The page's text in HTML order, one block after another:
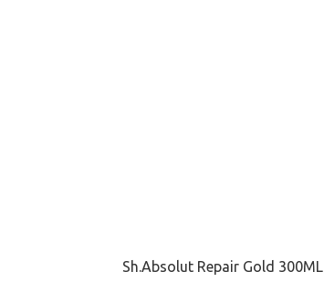
Sh.Absolut Repair Gold 300ML